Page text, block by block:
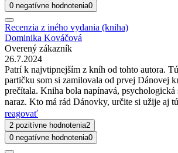
0 negatívne hodnotenia0
Recenzia z iného vydania (kniha)
Dominika Kováčová
Overený zákazník
26.7.2024
Patrí k najvtipnejším z kníh od tohto autora.
partičku som si zamilovala od prvej Dánovej
prečítala. Kniha bola napínavá, psychologická
naraz. Kto má rád Dánovky, určite si užije aj
reagovať
2 pozitívne hodnotenia2
0 negatívne hodnotenia0